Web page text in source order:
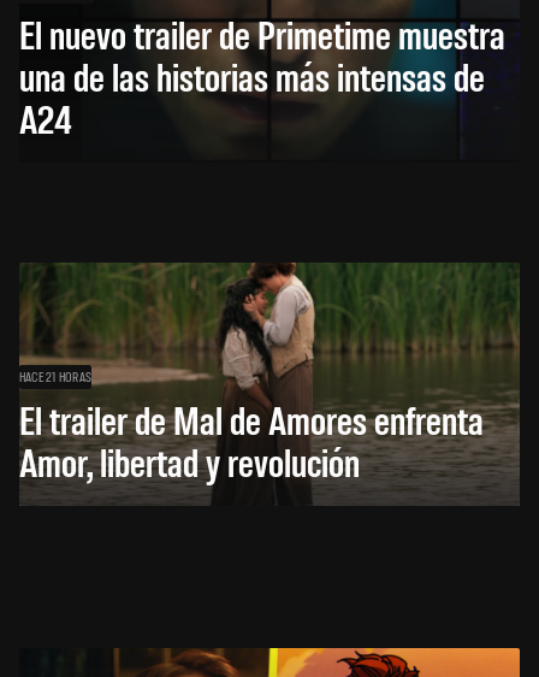
El nuevo trailer de Primetime muestra
una de las historias más intensas de
A24
HACE 21 HORAS
El trailer de Mal de Amores enfrenta
Amor, libertad y revolución